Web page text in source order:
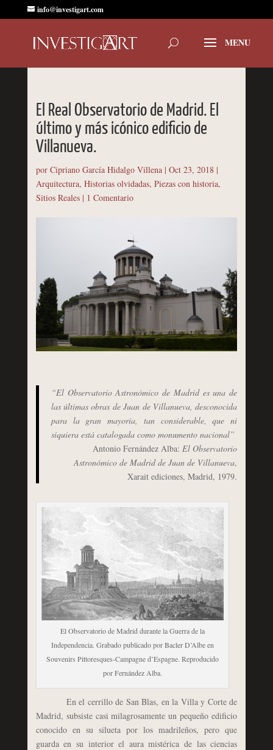
info@investigart.com
El Real Observatorio de Madrid. El
último y más icónico edificio de
Villanueva.
por Cipriano García Hidalgo Villena| Oct 23, 2018|
Arquitectura, Historias olvidadas, Piezas con historia,
Sitios Reales| 1 Comentario
“El Observatorio Astronómico de Madrid es una de
las últimas obras de Juan de Villanueva, desconocida
para la gran mayoría, tan considerable, que ni
siquiera está catalogada como monumento nacional”
Antonio Fernández Alba:El Observatorio
Astronómico de Madrid de Juan de Villanueva,
Xarait ediciones, Madrid, 1979.
El Observatorio de Madrid durante la Guerra de la
Independencia. Grabado publicado por Bacler D’Albe en
Souvenirs Pittoresques-Campagne d’Espagne. Reproducido
por Fernández Alba.
En el cerrillo de San Blas, en la Villa y Corte de
Madrid, subsiste casi milagrosamente un pequeño edificio
conocido en su silueta por los madrileños, pero que
guarda en su interior el aura mistérica de las ciencias